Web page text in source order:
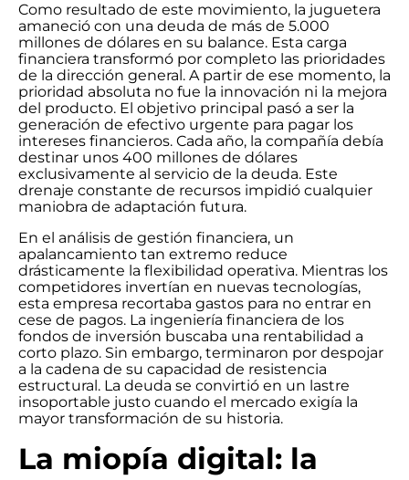
Como resultado de este movimiento, la juguetera
amaneció con una deuda de más de 5.000
millones de dólares en su balance. Esta carga
financiera transformó por completo las prioridades
de la dirección general. A partir de ese momento, la
prioridad absoluta no fue la innovación ni la mejora
del producto. El objetivo principal pasó a ser la
generación de efectivo urgente para pagar los
intereses financieros. Cada año, la compañía debía
destinar unos 400 millones de dólares
exclusivamente al servicio de la deuda. Este
drenaje constante de recursos impidió cualquier
maniobra de adaptación futura.
En el análisis de gestión financiera, un
apalancamiento tan extremo reduce
drásticamente la flexibilidad operativa. Mientras los
competidores invertían en nuevas tecnologías,
esta empresa recortaba gastos para no entrar en
cese de pagos. La ingeniería financiera de los
fondos de inversión buscaba una rentabilidad a
corto plazo. Sin embargo, terminaron por despojar
a la cadena de su capacidad de resistencia
estructural. La deuda se convirtió en un lastre
insoportable justo cuando el mercado exigía la
mayor transformación de su historia.
La miopía digital: la